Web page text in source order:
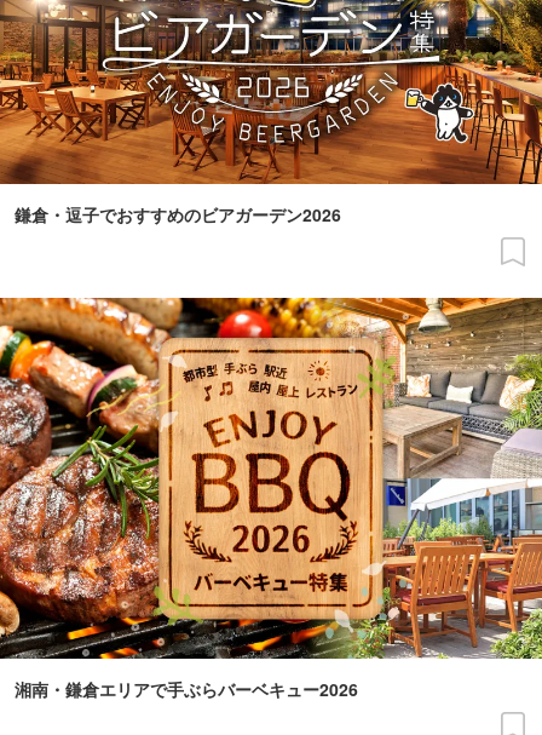
鎌倉・逗子でおすすめのビアガーデン2026
湘南・鎌倉エリアで手ぶらバーベキュー2026